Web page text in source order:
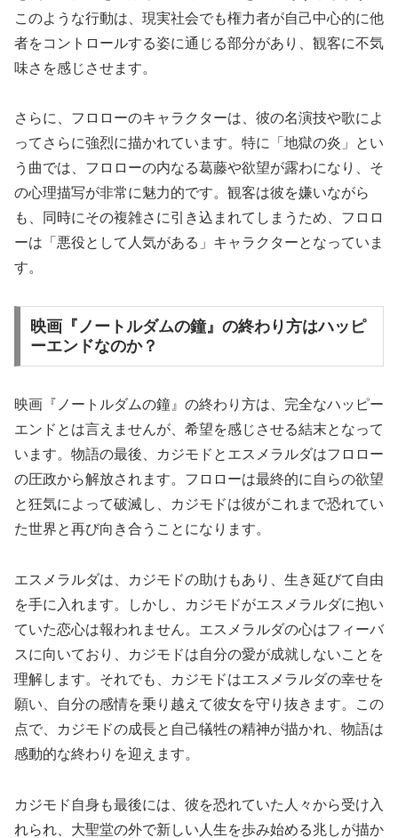
このような行動は、現実社会でも権力者が自己中心的に他
者をコントロールする姿に通じる部分があり、観客に不気
味さを感じさせます。
さらに、フロローのキャラクターは、彼の名演技や歌によ
ってさらに強烈に描かれています。特に「地獄の炎」とい
う曲では、フロローの内なる葛藤や欲望が露わになり、そ
の心理描写が非常に魅力的です。観客は彼を嫌いながら
も、同時にその複雑さに引き込まれてしまうため、フロロ
ーは「悪役として人気がある」キャラクターとなっていま
す。
映画『ノートルダムの鐘』の終わり方はハッピ
ーエンドなのか？
映画『ノートルダムの鐘』の終わり方は、完全なハッピー
エンドとは言えませんが、希望を感じさせる結末となって
います。物語の最後、カジモドとエスメラルダはフロロー
の圧政から解放されます。フロローは最終的に自らの欲望
と狂気によって破滅し、カジモドは彼がこれまで恐れてい
た世界と再び向き合うことになります。
エスメラルダは、カジモドの助けもあり、生き延びて自由
を手に入れます。しかし、カジモドがエスメラルダに抱い
ていた恋心は報われません。エスメラルダの心はフィーバ
スに向いており、カジモドは自分の愛が成就しないことを
理解します。それでも、カジモドはエスメラルダの幸せを
願い、自分の感情を乗り越えて彼女を守り抜きます。この
点で、カジモドの成長と自己犠牲の精神が描かれ、物語は
感動的な終わりを迎えます。
カジモド自身も最後には、彼を恐れていた人々から受け入
れられ、大聖堂の外で新しい人生を歩み始める兆しが描か